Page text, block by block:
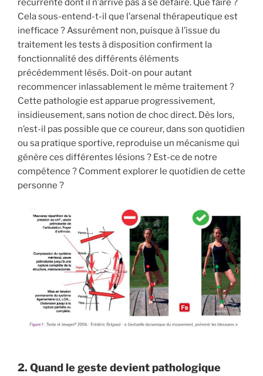
récurrente dont il n’arrive pas à se défaire. Que faire ?
Cela sous-entend-t-il que l’arsenal thérapeutique est
inefficace ? Assurément non, puisque à l’issue du
traitement les tests à disposition confirment la
fonctionnalité des différents éléments
précédemment lésés. Doit-on pour autant
recommencer inlassablement le même traitement ?
Cette pathologie est apparue progressivement,
insidieusement, sans notion de choc direct. Dès lors,
n’est-il pas possible que ce coureur, dans son quotidien
ou sa pratique sportive, reproduise un mécanisme qui
génère ces différentes lésions ? Est-ce de notre
compétence ? Comment explorer le quotidien de cette
personne ?
2. Quand le geste devient pathologique